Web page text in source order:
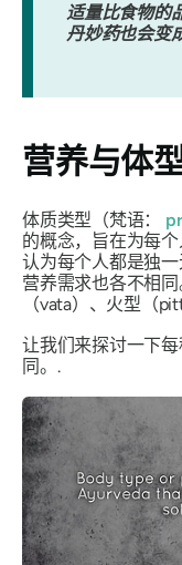
适量比食物的
丹妙药也会变
营养与体
体质类型（梵语：
的概念，旨在为每
认为每个人都是独
营养需求也各不相
（vata）、火型（
让我们来探讨一下
同。.